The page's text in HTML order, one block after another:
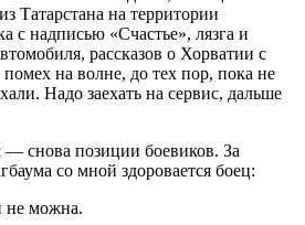
Татарстана на территории
с надписью «Счастье», лязга и
рассказов о Хорватии с
на волне, до тех пор, пока не
Надо заехать на сервис, дальше
— снова позиции боевиков. За
со мной здоровается боец:
можна.